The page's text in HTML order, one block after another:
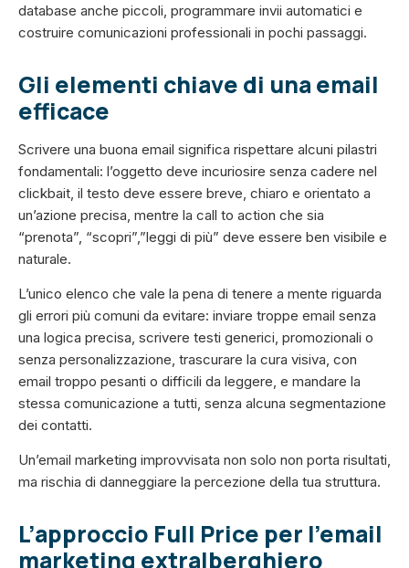
database anche piccoli, programmare invii automatici e
costruire comunicazioni professionali in pochi passaggi.
Gli elementi chiave di una email
efficace
Scrivere una buona email significa rispettare alcuni pilastri
fondamentali: l’oggetto deve incuriosire senza cadere nel
clickbait, il testo deve essere breve, chiaro e orientato a
un’azione precisa, mentre la call to action che sia
“prenota”, “scopri”,”leggi di più” deve essere ben visibile e
naturale.
L’unico elenco che vale la pena di tenere a mente riguarda
gli errori più comuni da evitare: inviare troppe email senza
una logica precisa, scrivere testi generici, promozionali o
senza personalizzazione, trascurare la cura visiva, con
email troppo pesanti o difficili da leggere, e mandare la
stessa comunicazione a tutti, senza alcuna segmentazione
dei contatti.
Un’email marketing improvvisata non solo non porta risultati,
ma rischia di danneggiare la percezione della tua struttura.
L’approccio Full Price per l’email
marketing extralberghiero